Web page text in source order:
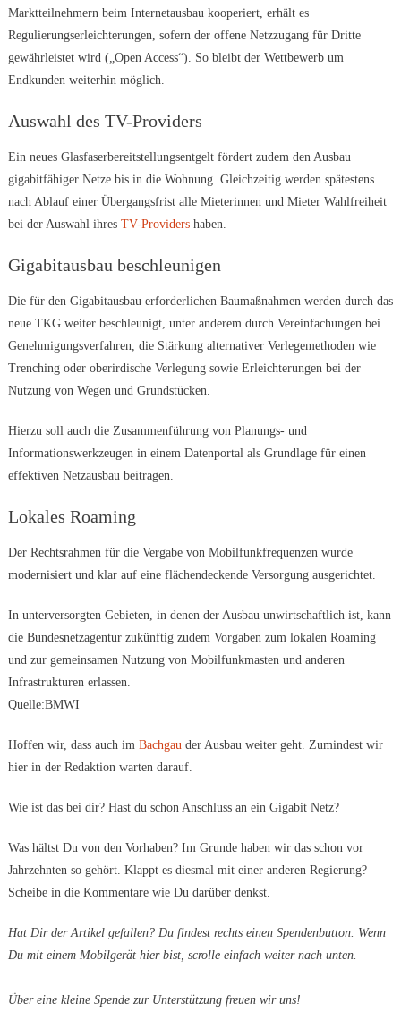
Marktteilnehmern beim Internetausbau kooperiert, erhält es
Regulierungserleichterungen, sofern der offene Netzzugang für Dritte
gewährleistet wird („Open Access“). So bleibt der Wettbewerb um
Endkunden weiterhin möglich.
Auswahl des TV-Providers
Ein neues Glasfaserbereitstellungsentgelt fördert zudem den Ausbau
gigabitfähiger Netze bis in die Wohnung. Gleichzeitig werden spätestens
nach Ablauf einer Übergangsfrist alle Mieterinnen und Mieter Wahlfreiheit
bei der Auswahl ihres TV-Providershaben.
Gigabitausbau beschleunigen
Die für den Gigabitausbau erforderlichen Baumaßnahmen werden durch das
neue TKG weiter beschleunigt, unter anderem durch Vereinfachungen bei
Genehmigungsverfahren, die Stärkung alternativer Verlegemethoden wie
Trenching oder oberirdische Verlegung sowie Erleichterungen bei der
Nutzung von Wegen und Grundstücken.
Hierzu soll auch die Zusammenführung von Planungs- und
Informationswerkzeugen in einem Datenportal als Grundlage für einen
effektiven Netzausbau beitragen.
Lokales Roaming
Der Rechtsrahmen für die Vergabe von Mobilfunkfrequenzen wurde
modernisiert und klar auf eine flächendeckende Versorgung ausgerichtet.
In unterversorgten Gebieten, in denen der Ausbau unwirtschaftlich ist, kann
die Bundesnetzagentur zukünftig zudem Vorgaben zum lokalen Roaming
und zur gemeinsamen Nutzung von Mobilfunkmasten und anderen
Infrastrukturen erlassen.
Quelle:BMWI
Hoffen wir, dass auch im Bachgau der Ausbau weiter geht. Zumindest wir
hier in der Redaktion warten darauf.
Wie ist das bei dir? Hast du schon Anschluss an ein Gigabit Netz?
Was hältst Du von den Vorhaben? Im Grunde haben wir das schon vor
Jahrzehnten so gehört. Klappt es diesmal mit einer anderen Regierung?
Scheibe in die Kommentare wie Du darüber denkst.
Hat Dir der Artikel gefallen? Du findest rechts einen Spendenbutton. Wenn
Du mit einem Mobilgerät hier bist, scrolle einfach weiter nach unten.
Über eine kleine Spende zur Unterstützung freuen wir uns!